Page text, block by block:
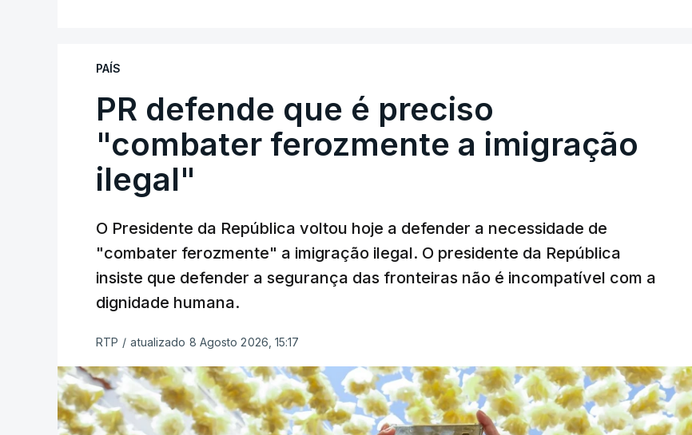
PAÍS
PR defende que é preciso
"combater ferozmente a imigração
ilegal"
O Presidente da República voltou hoje a defender a necessidade de
"combater ferozmente" a imigração ilegal. O presidente da República
insiste que defender a segurança das fronteiras não é incompatível com a
dignidade humana.
RTP / atualizado 8 Agosto 2026, 15:17